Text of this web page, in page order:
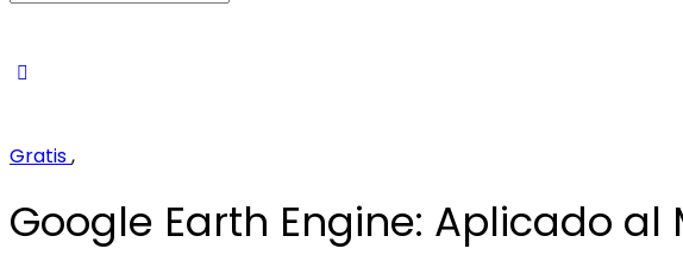
Gratis,
Google Earth Engine: Aplicado al